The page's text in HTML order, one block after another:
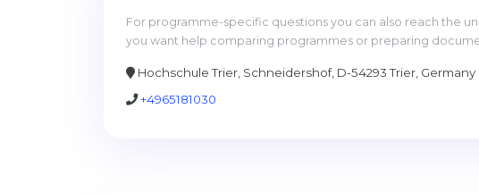
For programme-specific questions you can also reach the
you want help comparing programmes or preparing
Hochschule Trier, Schneidershof, D-54293 Trier, Germany
+4965181030